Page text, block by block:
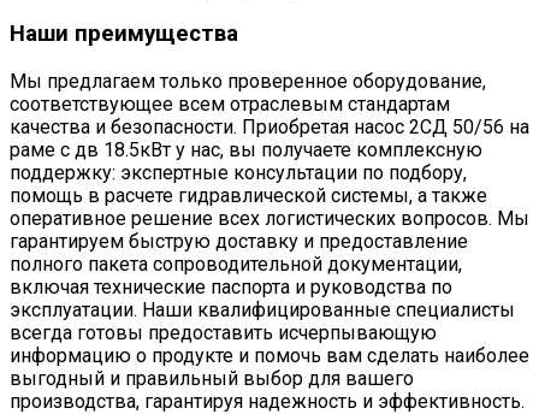
Наши преимущества
Мы предлагаем только проверенное оборудование,
соответствующее всем отраслевым стандартам
качества и безопасности. Приобретая насос 2СД 50/56 на
раме с дв 18.5кВт у нас, вы получаете комплексную
поддержку: экспертные консультации по подбору,
помощь в расчете гидравлической системы, а также
оперативное решение всех логистических вопросов. Мы
гарантируем быструю доставку и предоставление
полного пакета сопроводительной документации,
включая технические паспорта и руководства по
эксплуатации. Наши квалифицированные специалисты
всегда готовы предоставить исчерпывающую
информацию о продукте и помочь вам сделать наиболее
выгодный и правильный выбор для вашего
производства, гарантируя надежность и эффективность.